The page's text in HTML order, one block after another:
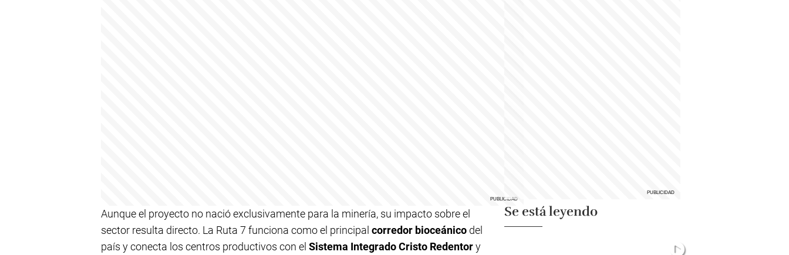
Aunque el proyecto no nació exclusivamente para la minería, su impacto sobre el
sector resulta directo. La Ruta 7 funciona como el principal corredor bioceánico del
país y conecta los centros productivos con el Sistema Integrado Cristo Redentory
Se está leyendo